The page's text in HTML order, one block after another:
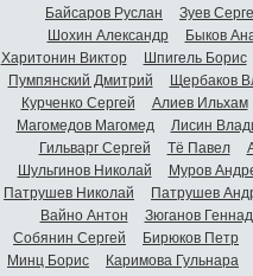
Байсаров Руслан
Зуев
Шохин Александр
Быков
Харитонин Виктор
Шпигель Борис
Пумпянский Дмитрий
Щербаков
Курченко Сергей
Алиев Ильхам
Магомедов Магомед
Лисин
Гильварг Сергей
Тё Павел
Шульгинов Николай
Муров
Патрушев Николай
Патрушев
Вайно Антон
Зюганов
Собянин Сергей
Бирюков Петр
Минц Борис
Каримова Гульнара